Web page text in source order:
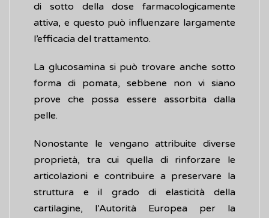
di sotto della dose farmacologicamente
attiva, e questo può influenzare largamente
l’efficacia del trattamento.
La glucosamina si può trovare anche sotto
forma di pomata, sebbene non vi siano
prove che possa essere assorbita dalla
pelle.
Nonostante le vengano attribuite diverse
proprietà, tra cui quella di rinforzare le
articolazioni e contribuire a preservare la
struttura e il grado di elasticità della
cartilagine, l’Autorità Europea per la